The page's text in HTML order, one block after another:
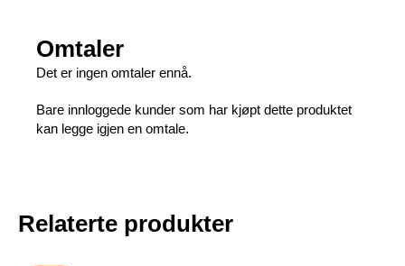
Omtaler
Det er ingen omtaler ennå.
Bare innloggede kunder som har kjøpt dette produktet
kan legge igjen en omtale.
Relaterte produkter